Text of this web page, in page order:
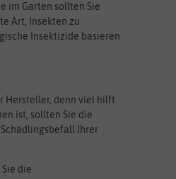
im Garten sollten Sie
Art, Insekten zu
Insektizide basieren
Hersteller, denn viel hilft
ist, sollten Sie die
Ihrer
die